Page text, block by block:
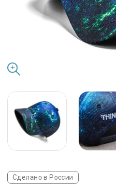
Сделано в России